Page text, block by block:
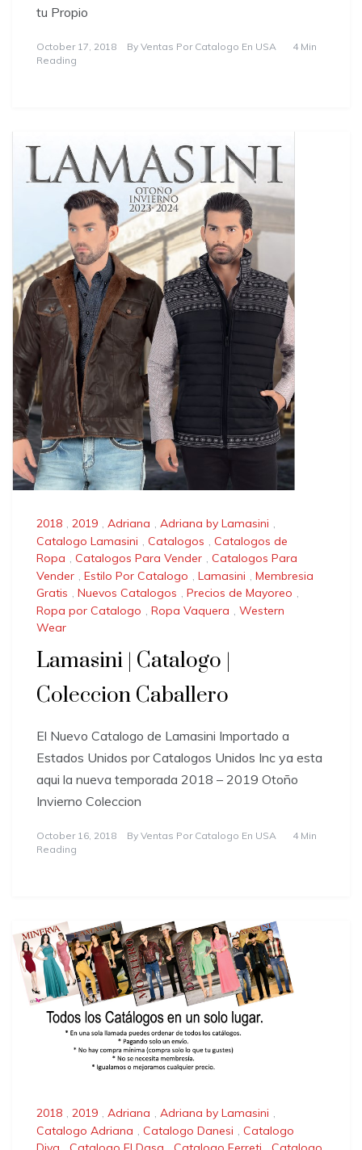
tu Propio
October 17, 2018 By Ventas Por Catalogo En USA
4 Min
Reading
2018 , 2019 , Adriana , Adriana by Lamasini ,
Catalogo Lamasini , Catalogos , Catalogos de
Ropa , Catalogos Para Vender , Catalogos Para
Vender , Estilo Por Catalogo , Lamasini , Membresia
Gratis , Nuevos Catalogos , Precios de Mayoreo ,
Ropa por Catalogo , Ropa Vaquera , Western
Wear
Lamasini | Catalogo |
Coleccion Caballero
El Nuevo Catalogo de Lamasini Importado a
Estados Unidos por Catalogos Unidos Inc ya esta
aqui la nueva temporada 2018 – 2019 Otoño
Invierno Coleccion
October 16, 2018 By Ventas Por Catalogo En USA
4 Min
Reading
2018 , 2019 , Adriana , Adriana by Lamasini ,
Catalogo Adriana , Catalogo Danesi , Catalogo